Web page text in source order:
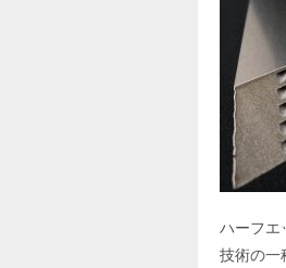
ハーフエ
技術の一